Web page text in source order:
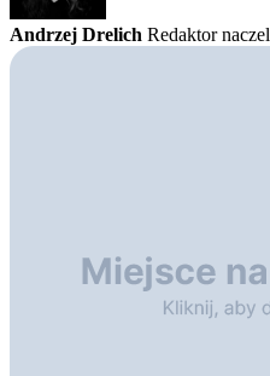
Andrzej Drelich Redaktor